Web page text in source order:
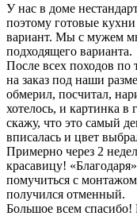
У нас в доме
поэтому готовые
вариант. Мы с мужем
подходящего варианта.
После всех походов
на заказ под наши
обмерил, посчитал,
хотелось, и картинка в
скажу, что это самый
вписалась и цвет
Примерно через 2
красавицу!
помучиться с
получился отменный.
Большое всем